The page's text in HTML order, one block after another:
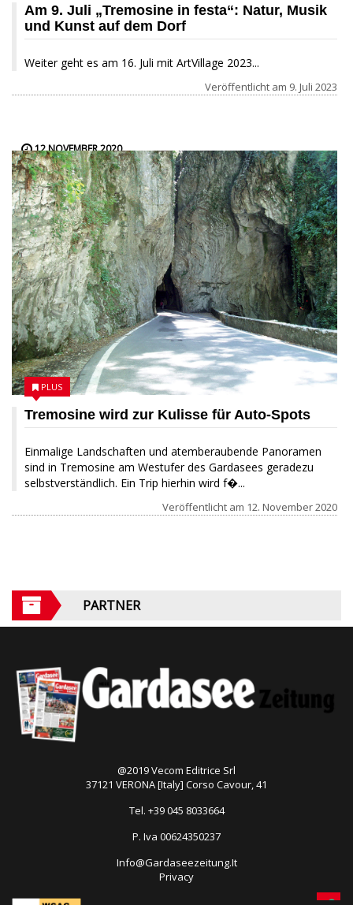
Am 9. Juli „Tremosine in festa“: Natur, Musik
und Kunst auf dem Dorf
Weiter geht es am 16. Juli mit ArtVillage 2023...
Veröffentlicht am 9. Juli 2023
12 NOVEMBER 2020
Tremosine wird zur Kulisse für Auto-Spots
Einmalige Landschaften und atemberaubende Panoramen
sind in Tremosine am Westufer des Gardasees geradezu
selbstverständlich. Ein Trip hierhin wird f�...
PLUS
Veröffentlicht am 12. November 2020
PARTNER
@2019 Vecom Editrice Srl
37121 VERONA [Italy] Corso Cavour, 41
Tel. +39 045 8033664
P. Iva 00624350237
Info@Gardaseezeitung.It
Privacy